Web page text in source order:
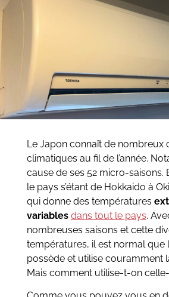
Le Japon connaît de nombreux
climatiques au fil de l’année.
cause de ses 52 micro-saisons.
le pays s’étant de Hokkaido à
qui donne des températures
variables dans tout le pays.
nombreuses saisons et cette
températures, il est normal que
possède et utilise couramment
Mais comment utilise-t-on